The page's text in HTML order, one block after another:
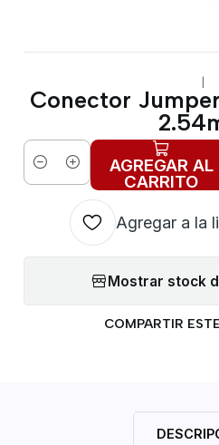
|
Conector
Cantidad AGREGAR AL
CARRITO
Agregar a la
Mostrar stock
COMPARTIR